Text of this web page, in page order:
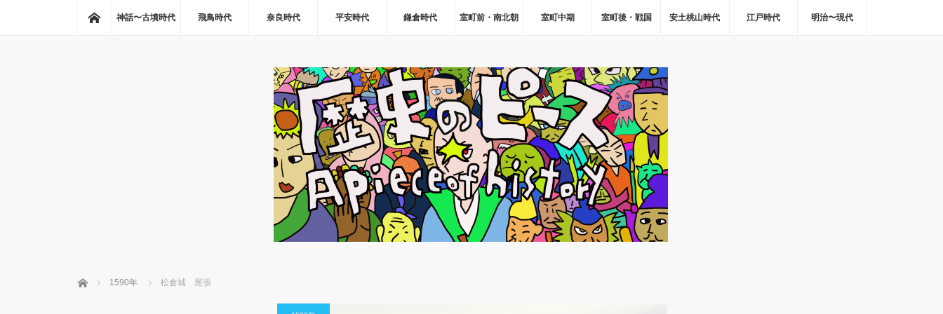
ホーム
神話〜古墳時代 飛鳥時代 奈良時代 平安時代 鎌倉時代 室町前・南北朝 室町中期 室町後・戦国 安土桃山時代 江戸時代 明治〜現代
ホーム 1590年 松倉城 尾張